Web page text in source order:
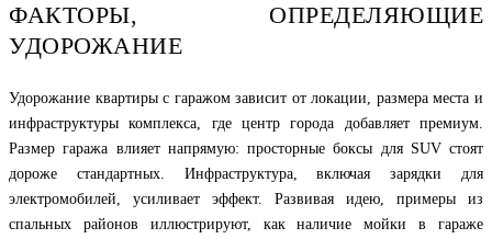
ФАКТОРЫ, ОПРЕДЕЛЯЮЩИЕ
УДОРОЖАНИЕ
Удорожание квартиры с гаражом зависит от локации, размера места и
инфраструктуры комплекса, где центр города добавляет премиум.
Размер гаража влияет напрямую: просторные боксы для SUV стоят
дороже стандартных. Инфраструктура, включая зарядки для
электромобилей, усиливает эффект. Развивая идею, примеры из
спальных районов иллюстрируют, как наличие мойки в гараже